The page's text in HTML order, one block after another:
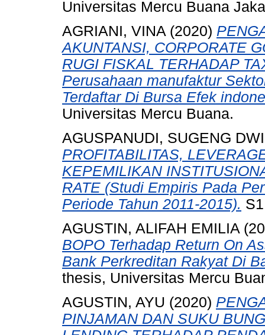
Universitas Mercu Buana
AGRIANI, VINA (2020)
AKUNTANSI, CORPORATE
RUGI FISKAL TERHADAP
Perusahaan manufaktur
Terdaftar Di Bursa Efek
Universitas Mercu Buana.
AGUSPANUDI, SUGENG DWI
PROFITABILITAS,
KEPEMILIKAN
RATE (Studi Empiris Pada
Periode Tahun 2011-2015).
AGUSTIN, ALIFAH EMILIA
BOPO Terhadap Return On
Bank Perkreditan Rakyat Di
thesis, Universitas Mercu
AGUSTIN, AYU (2020)
PINJAMAN DAN SUKU